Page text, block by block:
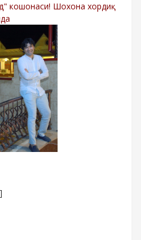
кошонаси! Шохона хордиқ